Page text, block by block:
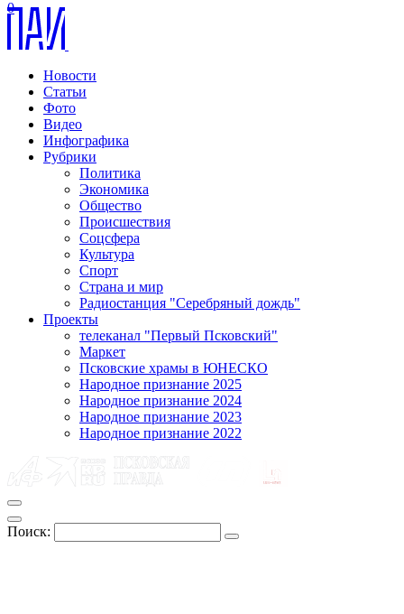
Новости
Статьи
Фото
Видео
Инфографика
Рубрики
Политика
Экономика
Общество
Происшествия
Соцсфера
Культура
Спорт
Страна и мир
Радиостанция "Серебряный дождь"
Проекты
телеканал "Первый Псковский"
Маркет
Псковские храмы в ЮНЕСКО
Народное признание 2025
Народное признание 2024
Народное признание 2023
Народное признание 2022
Поиск:
0